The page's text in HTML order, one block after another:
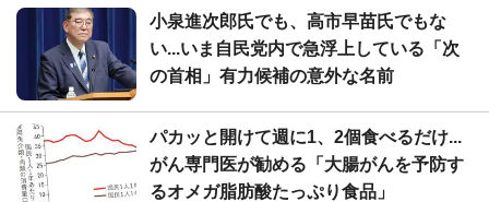
小泉進次郎氏でも、高市早苗氏でもな
い...いま自民党内で急浮上している「次
の首相」有力候補の意外な名前
パカッと開けて週に1、2個食べるだけ...
がん専門医が勧める「大腸がんを予防す
るオメガ脂肪酸たっぷり食品」